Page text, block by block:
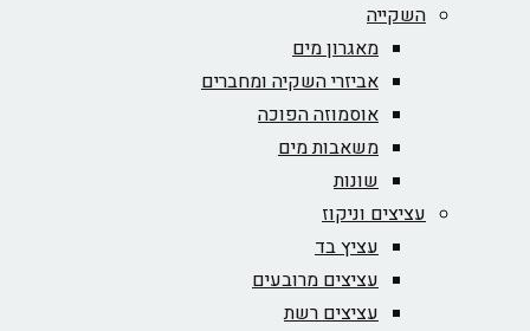
השקייה
מאגרון מים
אביזרי השקיה ומחברים
אוסמוזה הפוכה
משאבות מים
שונות
עציצים וניקוז
עציץ בד
עציצים מרובעים
עציצים רשת